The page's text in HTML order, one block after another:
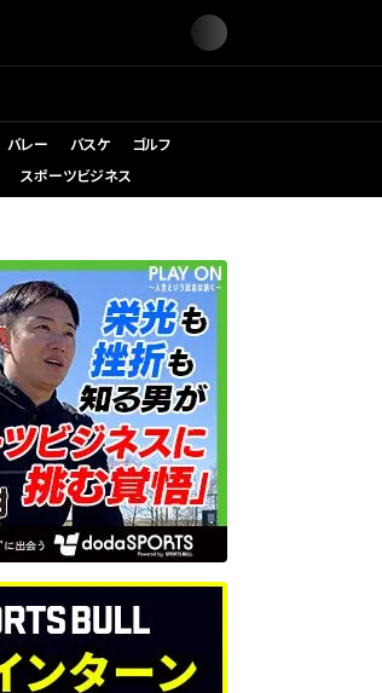
バレー バスケ
ゴルフ
スポーツビジネス